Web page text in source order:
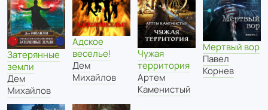
Затерянные
земли
Дем
Михайлов
Адское
веселье!
Дем
Михайлов
Чужая
территория
Артем
Каменистый
Мертвый вор
Павел
Корнев